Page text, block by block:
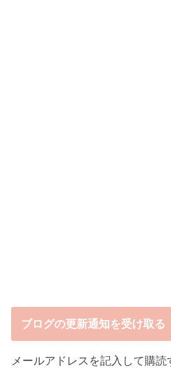
ブログの更新通知を受け取る
メールアドレスを記入して購